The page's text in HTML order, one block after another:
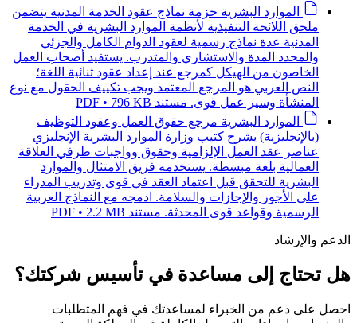
الموارد البشرية حزمة نماذج عقود الخدمة المدنية يتضمن
ملحق اللائحة التنفيذية لأنظمة الموارد البشرية في الخدمة
المدنية عدة نماذج رسمية لعقود الدوام الكامل والجزئي
والمحدد المدة والاستشاري والمتدرب. يستفيد أصحاب العمل
الخاصون من الهيكل كمرجع عند إعداد عقود ثنائية اللغة؛
النص العربي هو المرجع المعتمد ويجب تكييف الحقول مع نوع
المنشأة وسير عمل قوى. مستند PDF • 796 KB
الموارد البشرية مرجع حقوق العمل وعقود التوظيف
(بالإنجليزية) يشرح كتيب وزارة الموارد البشرية الإنجليزي
عناصر عقد العمل الإلزامية وحقوق وواجبات طرفي العلاقة
العمالية بلغة مبسطة. يستخدمه فريق الامتثال والموارد
البشرية للتحقق قبل اعتماد العقد في قوى وتدريب المدراء
على الأجور والإجازات والسلامة. ادمجه مع النماذج العربية
الرسمية وقواعد قوى المحدثة. مستند PDF • 2.2 MB
الدعم والإرشاد
هل تحتاج إلى مساعدة في تأسيس شركتك؟
احصل على دعم من الخبراء لمساعدتك في فهم المتطلبات